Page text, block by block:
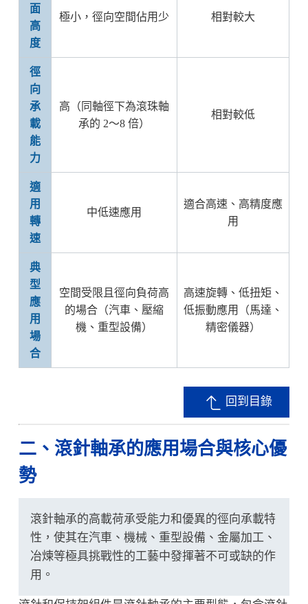
面
高
度
極小，徑向空間佔用少 相對較大
徑
向
承
載
能
力
高（同軸徑下為滾珠軸
承的 2～8 倍）
相對較低
適
用
轉
速
中低速應用
適合高速、高精度應
用
典
型
應
用
場
合
空間受限且徑向負荷高
的場合（汽車、壓縮
機、重型設備）
高速旋轉、低扭矩、
低振動應用（馬達、
精密儀器）
回到目錄
二、滾針軸承的應用場合與核心優
勢
滾針軸承的高載荷承受能力和優異的徑向承載特
性，使其在汽車、機械、重型設備、金屬加工、
冶煉等極具挑戰性的工藝中發揮著不可或缺的作
用。